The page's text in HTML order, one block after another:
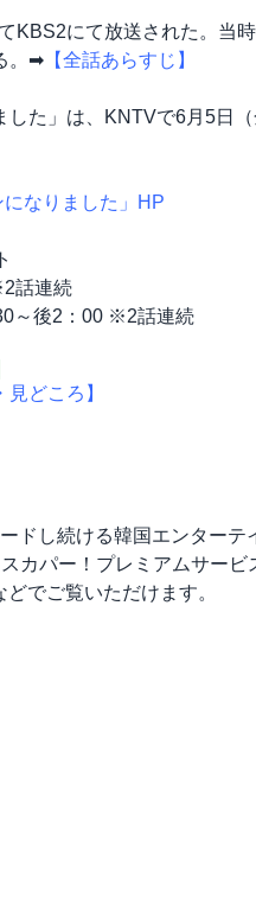
KBS2にて放送された。当
。➡ 【全話あらすじ】
した」は、KNTVで6月5日
なりました」HP
話連続
～後2：00 ※2話連続
見どころ】
ドし続ける韓国エンターテ
カパー！プレミアムサー
でご覧いただけます。